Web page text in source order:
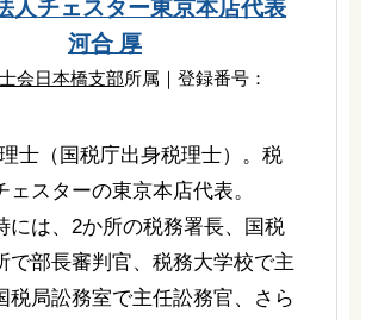
人チェスター東京本店代表
河合 厚
会日本橋支部所属｜登録番号：
士（国税庁出身税理士）。税
ェスターの東京本店代表。
には、2か所の税務署長、国税
で部長審判官、税務大学校で主
税局訟務室で主任訟務官、さら